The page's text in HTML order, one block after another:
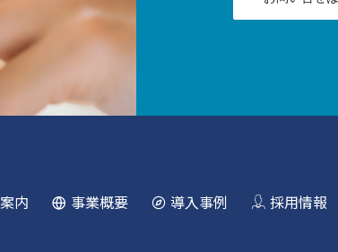
内 事業概要 導入事例 採用情報